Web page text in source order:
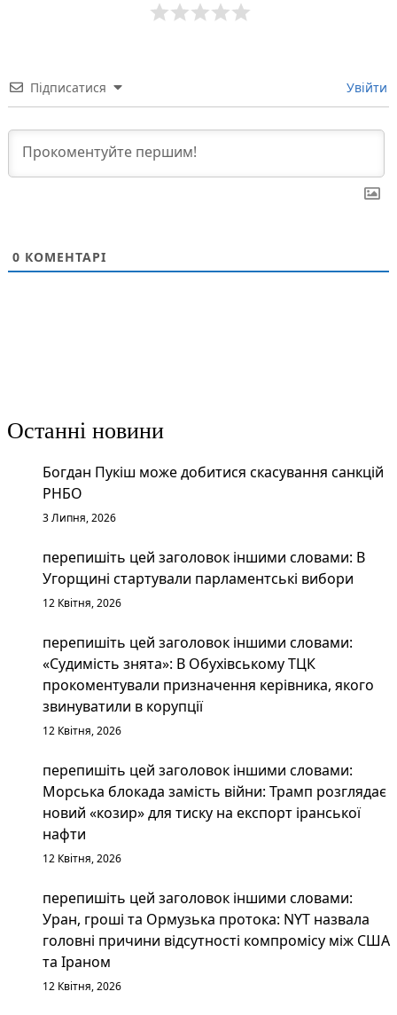
Підписатися Увійти
0 КОМЕНТАРІ
Останні новини
Богдан Пукіш може добитися скасування санкцій
РНБО
3 Липня, 2026
перепишіть цей заголовок іншими словами: В
Угорщині стартували парламентські вибори
12 Квітня, 2026
перепишіть цей заголовок іншими словами:
«Судимість знята»: В Обухівському ТЦК
прокоментували призначення керівника, якого
звинуватили в корупції
12 Квітня, 2026
перепишіть цей заголовок іншими словами:
Морська блокада замість війни: Трамп розглядає
новий «козир» для тиску на експорт іранської
нафти
12 Квітня, 2026
перепишіть цей заголовок іншими словами:
Уран, гроші та Ормузька протока: NYT назвала
головні причини відсутності компромісу між США
та Іраном
12 Квітня, 2026